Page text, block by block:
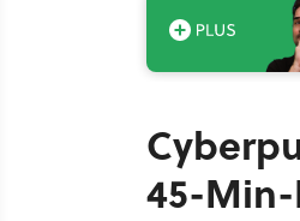
45-